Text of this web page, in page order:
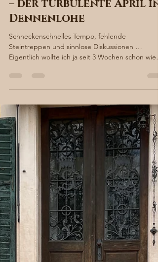
Sabine von Süsskind
Sepsis statt Saisonbeginn
– der turbulente April in
Dennenlohe
Schneckenschnelles Tempo, fehlende
Steintreppen und sinnlose Diskussionen …
Eigentlich wollte ich ja seit 3 Wochen schon
fröhlich...